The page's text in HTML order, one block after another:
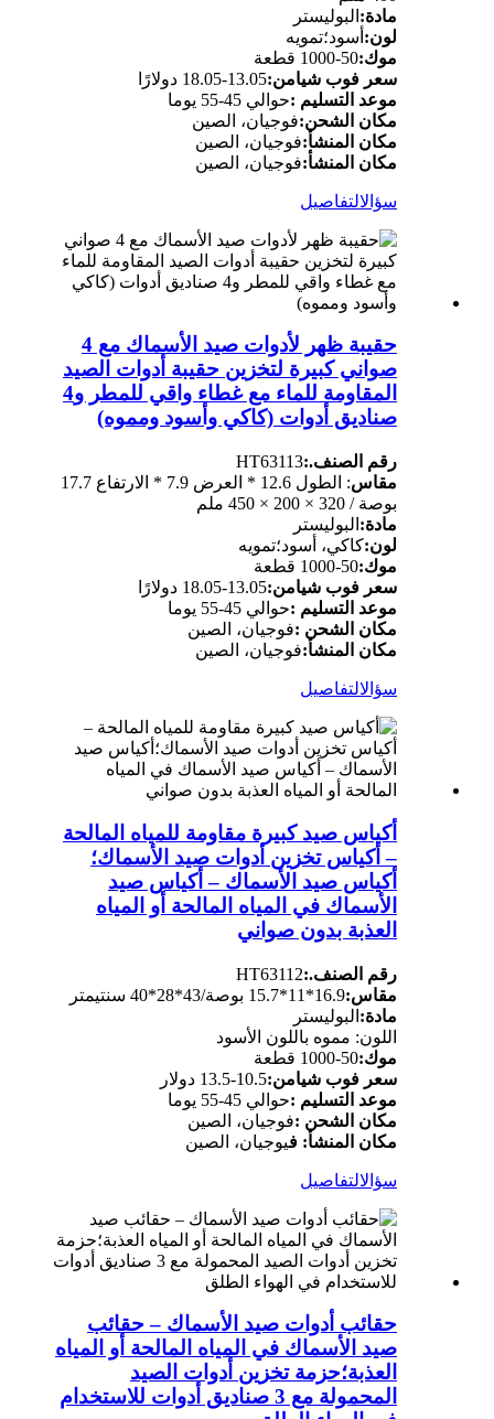
مادة: البوليستر
لون: أسود؛تمويه
موك:50-1000 قطعة
سعر فوب شيامن:13.05-18.05 دولارًا
موعد التسليم :حوالي 45-55 يوما
مكان الشحن:فوجيان، الصين
مكان المنشأ:فوجيان، الصين
مكان المنشأ:فوجيان، الصين
سؤالالتفاصيل
حقيبة ظهر لأدوات صيد الأسماك مع 4
صواني كبيرة لتخزين حقيبة أدوات الصيد
المقاومة للماء مع غطاء واقي للمطر و4
صناديق أدوات (كاكي وأسود ومموه)
رقم الصنف.:HT63113
مقاس
: الطول 12.6 * العرض 7.9 * الارتفاع 17.7
بوصة / 320 × 200 × 450 ملم
مادة: البوليستر
لون:كاكي، أسود؛تمويه
موك:50-1000 قطعة
سعر فوب شيامن:13.05-18.05 دولارًا
موعد التسليم :حوالي 45-55 يوما
مكان الشحن :فوجيان، الصين
مكان المنشأ:فوجيان، الصين
سؤالالتفاصيل
أكياس صيد كبيرة مقاومة للمياه المالحة
– أكياس تخزين أدوات صيد الأسماك؛
أكياس صيد الأسماك – أكياس صيد
الأسماك في المياه المالحة أو المياه
العذبة بدون صواني
رقم الصنف.:HT63112
مقاس:16.9*11*15.7 بوصة/43*28*40 سنتيمتر
مادة: البوليستر
اللون: مموه باللون الأسود
موك:50-1000 قطعة
سعر فوب شيامن:10.5-13.5 دولار
موعد التسليم :حوالي 45-55 يوما
مكان الشحن :فوجيان، الصين
مكان المنشأ: فيوجيان، الصين
سؤالالتفاصيل
حقائب أدوات صيد الأسماك – حقائب
صيد الأسماك في المياه المالحة أو المياه
العذبة؛حزمة تخزين أدوات الصيد
المحمولة مع 3 صناديق أدوات للاستخدام